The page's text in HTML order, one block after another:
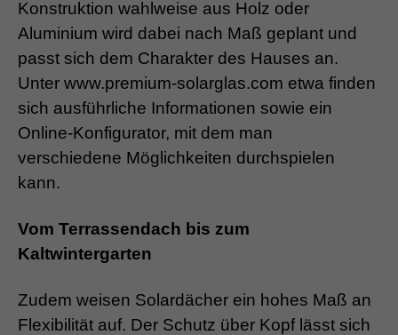
Konstruktion wahlweise aus Holz oder
Aluminium wird dabei nach Maß geplant und
passt sich dem Charakter des Hauses an.
Unter www.premium-solarglas.com etwa finden
sich ausführliche Informationen sowie ein
Online-Konfigurator, mit dem man
verschiedene Möglichkeiten durchspielen
kann.
Vom Terrassendach bis zum
Kaltwintergarten
Zudem weisen Solardächer ein hohes Maß an
Flexibilität auf. Der Schutz über Kopf lässt sich